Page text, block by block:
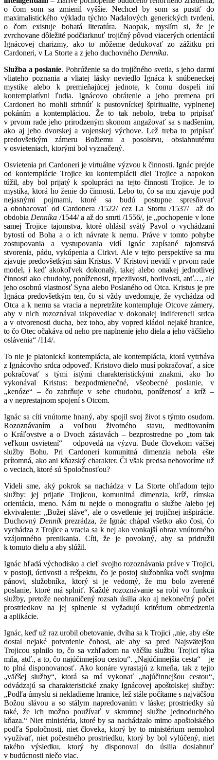
o čom som sa zmienil vyššie. Nechcel by som sa pustiť do
maximalistického výkladu týchto Nadalových generických tvrdení,
o čom existuje bohatá literatúra. Naopak, myslím si, že je
zvrchovane dôležité podčiarknuť trojičný pôvod viacerých orientácií
Ignácovej charizmy, ako to môžeme dedukovať zo zážitku pri
Cardoneri, v La Storte a z jeho duchovného Denníka.
Služba a poslanie. Pohrúženie sa do trojičného svetla, s jeho darmi
vliateho poznania a vliatej lásky neviedlo Ignáca k snúbeneckej
mystike alebo k premieňajúcej jednote, k čomu dospeli iní
kontemplatívni ľudia. Ignácovo obrátenie a jeho premena pri
Cardoneri ho mohli strhnúť k pustovníckej špiritualite, vyplnenej
pokáním a kontempláciou. Že to tak nebolo, treba to pripísať
v prvom rade jeho prirodzeným skonom angažovať sa s nadšením,
ako aj jeho dvorskej a vojenskej výchove. Lež treba to pripísať
predovšetkým zámeru Božiemu a posolstvu, obsiahnutému
v osvieteniach, ktorými bol vyznačený.
Osvietenia pri Cardoneri je virtuálne výzvou k činnosti. Ignác prejde
od kontemplácie Trojice ku kontemplácii diel Trojice a napokon
túžil, aby bol prijatý k spolupráci na tejto činnosti Trojice. Je to
mystika, ktorá ho ženie do činnosti. Lebo to, čo sa mu zjavuje pod
nejasnými pojmami, ktoré sa budú postupne spresňovať
a obohacovať od Cardonera /1522/ cez La Stortu /1537/ až do
obdobia Denníka /1544/ a až do smrti /1556/, je „pochopenie v lone
samej Trojice tajomstva, ktoré ohlásil svätý Pavol o vychádzaní
bytostí od Boha a o ich návrate k nemu. Práve v tomto pohybe
zostupovania a vystupovania vidí Ignác zapísané tajomstvá
stvorenia, pádu, vykúpenia a Cirkvi. Ale v tejto perspektíve sa mu
zjavuje predovšetkým sám Kristus. V Kristovi nevidí v prvom rade
model, i keď akokoľvek dokonalý, takej alebo onakej jednotlivej
činnosti ako chudoby, poníženosti, trpezlivosti, horlivosti, atď…, ale
jeho osobnú vlastnosť Syna alebo Poslaného od Otca. Kristus je pre
Ignáca predovšetkým ten, čo si vždy uvedomuje, že vychádza od
Otca a k nemu sa vracia a nepretržite kontempluje Otcove zámery,
aby v nich rozoznával takpovediac v dokonalej indiferencii srdca
a v otvorenosti ducha, bez toho, aby vopred kládol nejaké hranice,
to čo Otec očakáva od neho pre naplnenie jeho diela a jeho väčšieho
oslávenia“ /114/.
To nie je platonická kontemplácia, ale kontemplácia, ktorá vytrháva
z Ignácovho srdca odpoveď. Kristovo dielo musí pokračovať, a síce
pokračovať s tými istými charakteristickými znakmi, ako ho
vykonával Kristus: bezpodmienečné, všeobecné poslanie, v
„kenóze“ – čo zahrňuje v sebe chudobu, poníženosť a kríž –
a v neprestajnom spojení s Otcom.
Ignác sa cíti vnútorne hnaný, aby spojil svoj život s týmto osudom.
Rozoznávaním a voľbou životného stavu, meditovaním
o Kráľovstve a o Dvoch zástavách – bezprostredne po „tom tak
veľkom osvietení“ – odpovedá na výzvu. Bude človekom väčšej
služby Bohu. Pri Cardoneri komunitná dimenzia nebola ešte
prítomná, ako ani kňazský charakter. Či však predsa nehovoríme už
o veciach, ktoré sú Spoločnosťou?
Videli sme, aký pokrok sa nachádza v La Storte ohľadom tejto
služby: jej prijatie Trojicou, komunitná dimenzia, kríž, rímska
orientácia, meno. Nám tu nejde o monografiu o službe /alebo jej
ekvivalente: „Božej sláve“, ale o osvetlenie jej trojičnej inšpirácie.
Duchovný Denníkprezrádza, že Ignác chápal všetko ako čosi, čo
vychádza z Trojice a vracia sa k nej ako vonkajší obraz vnútorného
vzájomného prenikania. Cíti, že je povolaný, aby sa pridružil
k tomuto dielu a aby slúžil.
Ignác hľadá východisko a cieľ svojho rozoznávania práve v Trojici,
v postoji, úctivosti a rešpektu, čo je postoj služobníka voči svojmu
pánovi, služobníka, ktorý si je vedomý, že mu bolo zverené
poslanie, ktoré má splniť. Každé rozoznávanie sa robí vo funkcii
služby, pretože neohraničený rozsah úsilia ako aj nekonečný počet
prostriedkov na jej splnenie si vyžadujú kritérium obmedzenia
a aplikácie.
Ignác, keď už raz urobil obetovanie, dvíha sa k Trojici „nie, aby ešte
dostal nejaké potvrdenie čohosi, ale aby sa pred Najsvätejšou
Trojicou splnilo to, čo sa vzhľadom na väčšiu službu Trojici týka
mňa, atď., a to, čo najúčinnejšou cestou“. „Najúčinnejšia cesta“ – je
to plná disponovanosť. Ako konáre vyrastajú z kmeňa, tak z tejto
„väčšej služby“, ktorá sa má vykonať „najúčinnejšou cestou“,
odvádzajú sa charakteristické znaky Ignácovej apoštolskej služby:
„Podľa úmyslu si nekladieme hranice, lež stále počítame s najväčšou
Božou slávou a so stálym napredovaním v láske; prostriedky sú
také, že ich možno používať v skromnej službe jednoduchého
kňaza.“ Niet ministéria, ktoré by sa nachádzalo mimo apoštolského
podľa Spoločnosti, niet človeka, ktorý by to ministérium nemohol
využívať, niet počestného prostriedku, ktorý by bol vylúčený, niet
takého výsledku, ktorý by disponoval do úsilia dosiahnuť
v budúcnosti niečo viac.